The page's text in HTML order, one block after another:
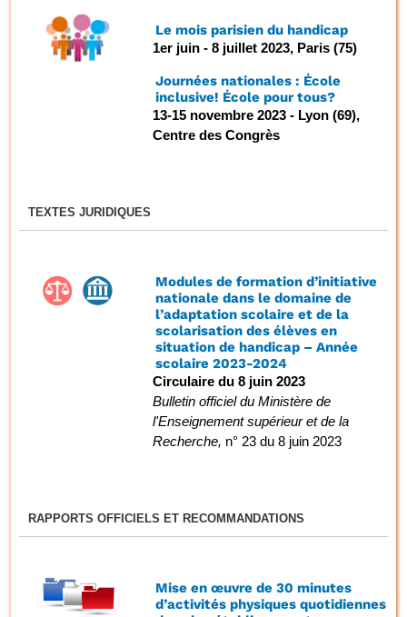
Le mois parisien du handicap
1er juin - 8 juillet 2023, Paris (75)
Journées nationales : École
inclusive! École pour tous?
13-15 novembre 2023 - Lyon (69),
Centre des Congrès
TEXTES JURIDIQUES
Modules de formation d’initiative
nationale dans le domaine de
l’adaptation scolaire et de la
scolarisation des élèves en
situation de handicap – Année
scolaire 2023-2024
Circulaire du 8 juin 2023
Bulletin officiel du Ministère de
l'Enseignement supérieur et de la
Recherche, n° 23 du 8 juin 2023
RAPPORTS OFFICIELS ET RECOMMANDATIONS
Mise en œuvre de 30 minutes
d’activités physiques quotidiennes